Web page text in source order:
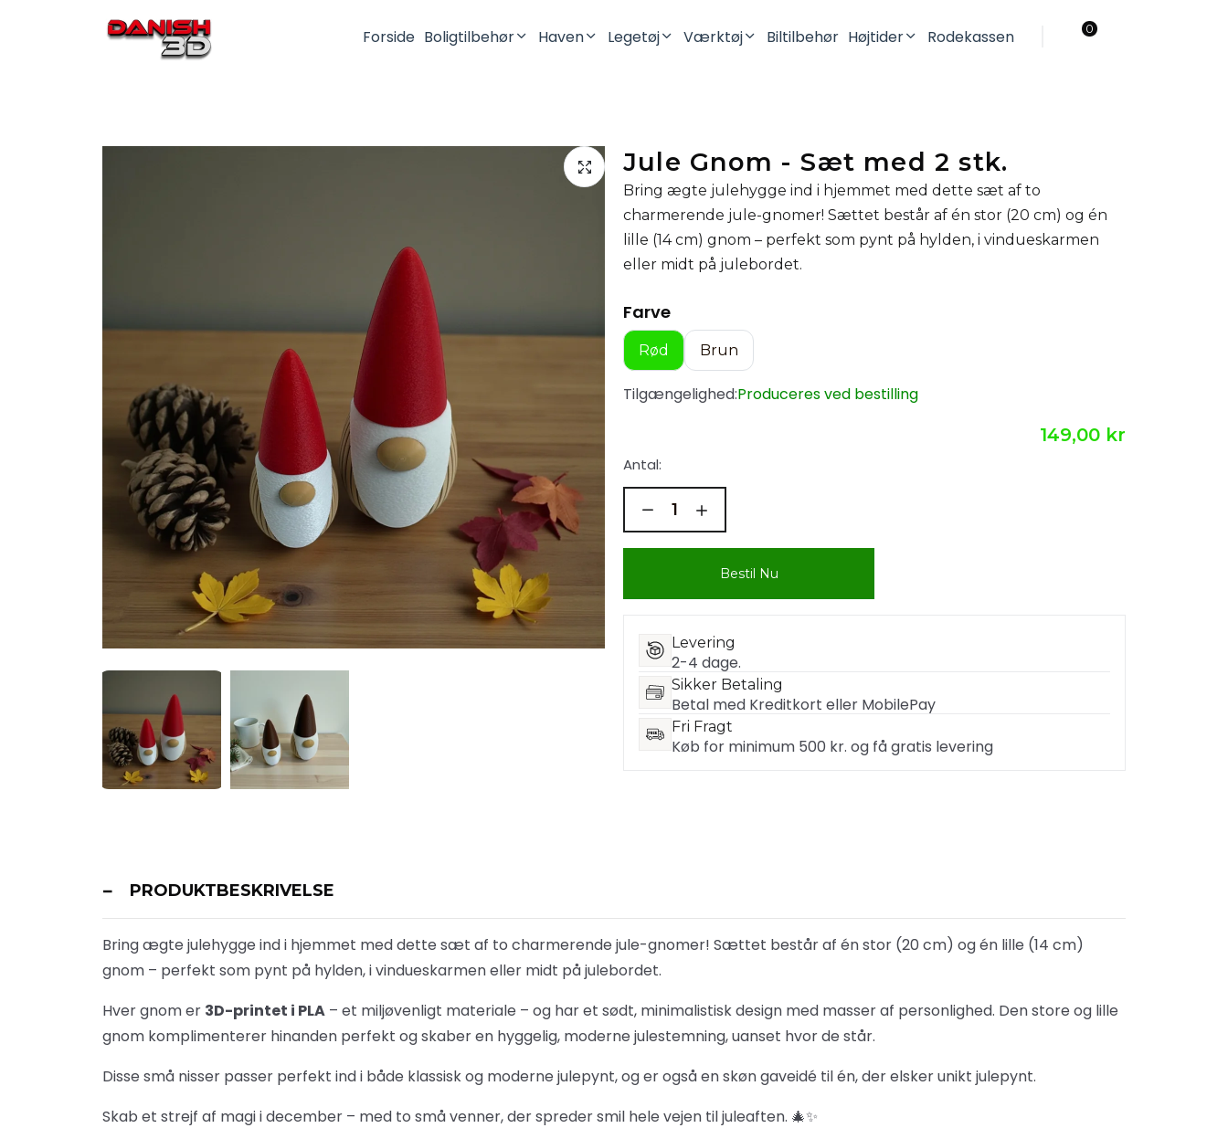
Forside Boligtilbehør Haven Legetøj
Drager
Fidget Legetøj
Værktøj Biltilbehør Højtider Rodekassen 0
Jule Gnom - Sæt med 2 stk.
Bring ægte julehygge ind i hjemmet med dette sæt af to
charmerende jule-gnomer! Sættet består af én stor (20 cm) og én
lille (14 cm) gnom – perfekt som pynt på hylden, i vindueskarmen
eller midt på julebordet.
Farve
Rød Brun
Tilgængelighed:Produceres ved bestilling
149,00 kr
Antal:
Bestil Nu
Levering
2-4 dage.
Sikker Betaling
Betal med Kreditkort eller MobilePay
Fri Fragt
Køb for minimum 500 kr. og få gratis levering
PRODUKTBESKRIVELSE
Bring ægte julehygge ind i hjemmet med dette sæt af to charmerende jule-gnomer! Sættet består af én stor (20 cm) og én lille (14 cm)
gnom – perfekt som pynt på hylden, i vindueskarmen eller midt på julebordet.
Hver gnom er 3D-printet i PLA – et miljøvenligt materiale – og har et sødt, minimalistisk design med masser af personlighed. Den store og lille
gnom komplimenterer hinanden perfekt og skaber en hyggelig, moderne julestemning, uanset hvor de står.
Disse små nisser passer perfekt ind i både klassisk og moderne julepynt, og er også en skøn gaveidé til én, der elsker unikt julepynt.
Skab et strejf af magi i december – med to små venner, der spreder smil hele vejen til juleaften. 🎄✨